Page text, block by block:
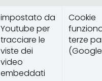
impostato da
Youtube per
tracciare le
viste dei
video
embeddati
Cookie
terze